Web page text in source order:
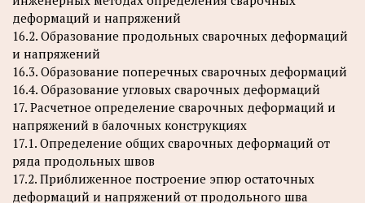
деформаций и напряжений
16.2. Образование продольных сварочных деформаций
и напряжений
16.3. Образование поперечных сварочных деформаций
16.4. Образование угловых сварочных деформаций
17. Расчетное определение сварочных деформаций и
напряжений в балочных конструкциях
17.1. Определение общих сварочных деформаций от
ряда продольных швов
17.2. Приближенное построение эпюр остаточных
деформаций и напряжений от продольного шва